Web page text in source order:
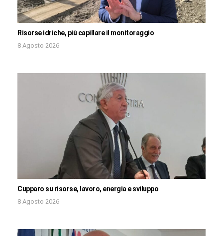
Risorse idriche, più capillare il monitoraggio
8 Agosto 2026
Cupparo su risorse, lavoro, energia e sviluppo
8 Agosto 2026